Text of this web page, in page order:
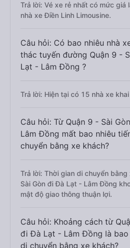
Trả lời: Vé xe rẻ nhất có mức
nhà xe Điền Linh Limousine.
Câu hỏi: Có bao nhiêu nhà
thác tuyến đường Quận 9 -
Lạt - Lâm Đồng ?
Trả lời: Hiện tại có 15 nhà xe
Câu hỏi: Từ Quận 9 - Sài
Lâm Đồng mất bao nhiêu
chuyển bằng xe khách?
Trả lời: Thời gian di chuyển
Sài Gòn đi Đà Lạt - Lâm Đồng
mật độ giao thông thuận lợi.
Câu hỏi: Khoảng cách từ
đi Đà Lạt - Lâm Đồng là bao
di chuyển bằng xe khách?